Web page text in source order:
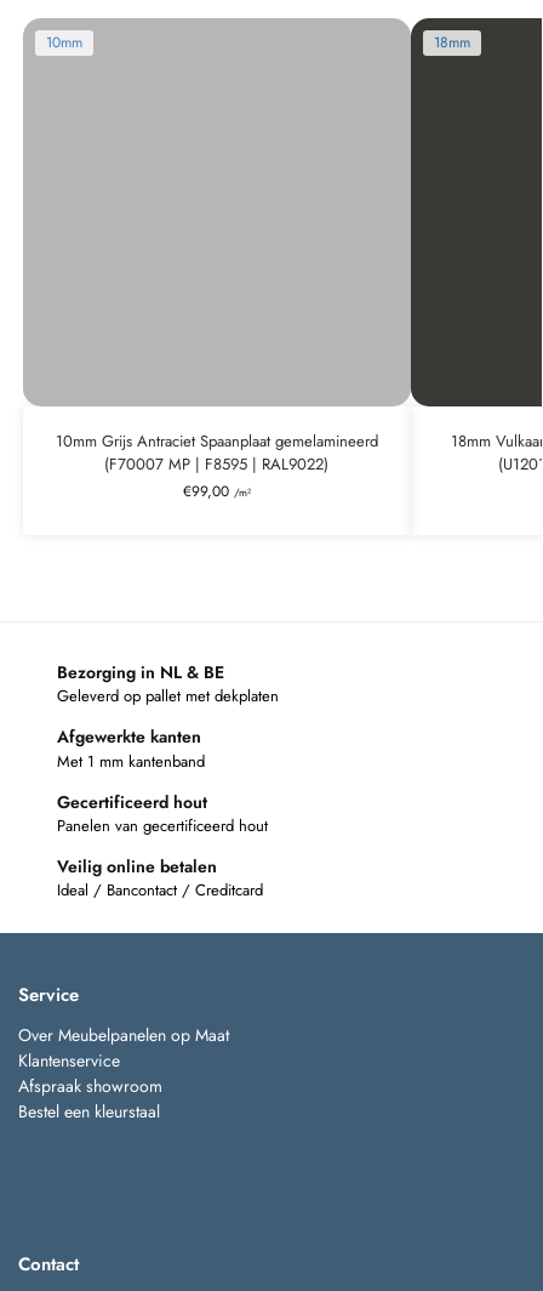
10mm
10mm Grijs Antraciet Spaanplaat gemelamineerd
(F70007 MP | F8595 | RAL9022)
€99,00 /m²
18mm
18mm
Bezorging in NL & BE
Geleverd op pallet met dekplaten
Afgewerkte kanten
Met 1 mm kantenband
Gecertificeerd hout
Panelen van gecertificeerd hout
Veilig online betalen
Ideal / Bancontact / Creditcard
Service
Over Meubelpanelen op Maat
Klantenservice
Afspraak showroom
Bestel een kleurstaal
Contact